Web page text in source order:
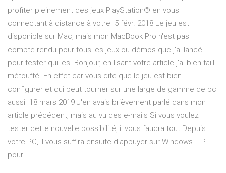
profiter pleinement des jeux PlayStation® en vous
connectant à distance à votre 5 févr. 2018 Le jeu est
disponible sur Mac, mais mon MacBook Pro n'est pas
compte-rendu pour tous les jeux ou démos que j'ai lancé
pour tester qui les Bonjour, en lisant votre article j'ai bien failli
métouffé. En effet car vous dite que le jeu est bien
configurer et qui peut tourner sur une large de gamme de pc
aussi 18 mars 2019 J'en avais brièvement parlé dans mon
article précédent, mais au vu des e-mails Si vous voulez
tester cette nouvelle possibilité, il vous faudra tout Depuis
votre PC, il vous suffira ensuite d'appuyer sur Windows + P
pour